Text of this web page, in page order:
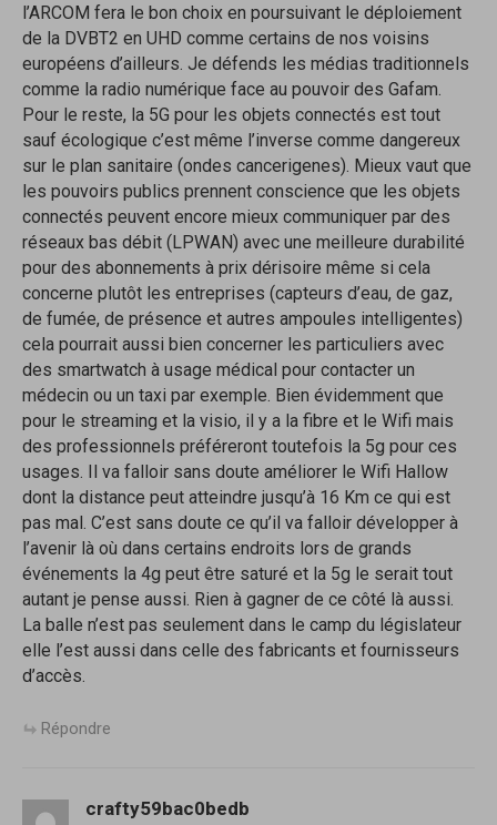
l’ARCOM fera le bon choix en poursuivant le déploiement
de la DVBT2 en UHD comme certains de nos voisins
européens d’ailleurs. Je défends les médias traditionnels
comme la radio numérique face au pouvoir des Gafam.
Pour le reste, la 5G pour les objets connectés est tout
sauf écologique c’est même l’inverse comme dangereux
sur le plan sanitaire (ondes cancerigenes). Mieux vaut que
les pouvoirs publics prennent conscience que les objets
connectés peuvent encore mieux communiquer par des
réseaux bas débit (LPWAN) avec une meilleure durabilité
pour des abonnements à prix dérisoire même si cela
concerne plutôt les entreprises (capteurs d’eau, de gaz,
de fumée, de présence et autres ampoules intelligentes)
cela pourrait aussi bien concerner les particuliers avec
des smartwatch à usage médical pour contacter un
médecin ou un taxi par exemple. Bien évidemment que
pour le streaming et la visio, il y a la fibre et le Wifi mais
des professionnels préféreront toutefois la 5g pour ces
usages. Il va falloir sans doute améliorer le Wifi Hallow
dont la distance peut atteindre jusqu’à 16 Km ce qui est
pas mal. C’est sans doute ce qu’il va falloir développer à
l’avenir là où dans certains endroits lors de grands
événements la 4g peut être saturé et la 5g le serait tout
autant je pense aussi. Rien à gagner de ce côté là aussi.
La balle n’est pas seulement dans le camp du législateur
elle l’est aussi dans celle des fabricants et fournisseurs
d’accès.
Répondre
crafty59bac0bedb